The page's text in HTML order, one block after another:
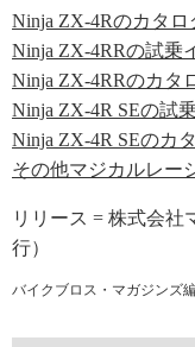
Ninja ZX-4Rのカタ
Ninja ZX-4RRの試乗
Ninja ZX-4RRのカタ
Ninja ZX-4R SEの試
Ninja ZX-4R SEのカ
その他マジカルレー
リリース = 株式会社
行）
バイクブロス・マガジンズ